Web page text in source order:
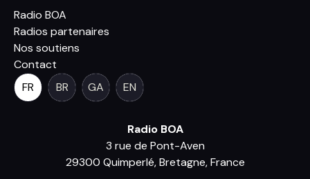
Radio BOA
Radios partenaires
Nos soutiens
Contact
FR
BR GA EN
Radio BOA
3 rue de Pont-Aven
29300 Quimperlé, Bretagne, France